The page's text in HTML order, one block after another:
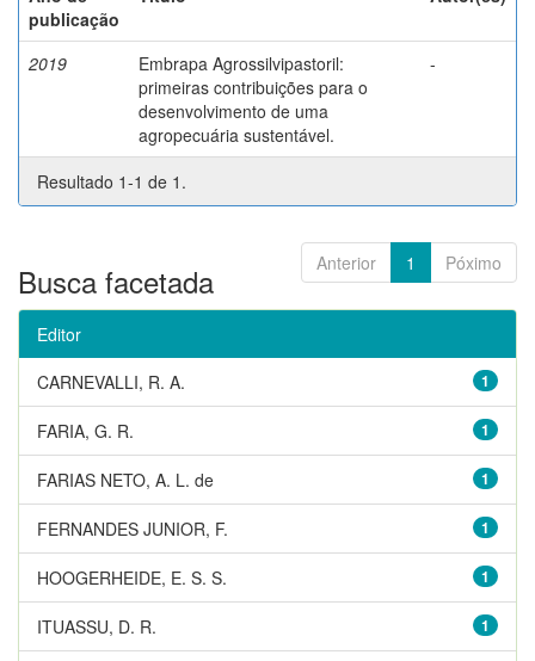
publicação
2019
Embrapa Agrossilvipastoril:
primeiras contribuições para o
desenvolvimento de uma
agropecuária sustentável.
-
Resultado 1-1 de 1.
Anterior 1 Póximo
Busca facetada
Editor
1
CARNEVALLI, R. A.
1
FARIA, G. R.
1
FARIAS NETO, A. L. de
1
FERNANDES JUNIOR, F.
1
HOOGERHEIDE, E. S. S.
1
ITUASSU, D. R.